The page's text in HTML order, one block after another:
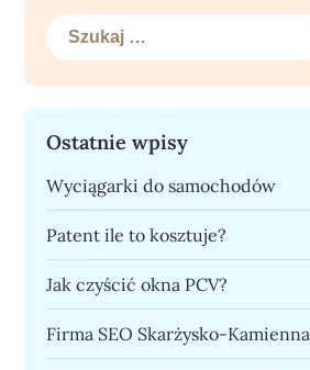
Szukaj:
Ostatnie wpisy
Wyciągarki do samochodów
Patent ile to kosztuje?
Jak czyścić okna PCV?
Firma SEO Skarżysko-Kamienna